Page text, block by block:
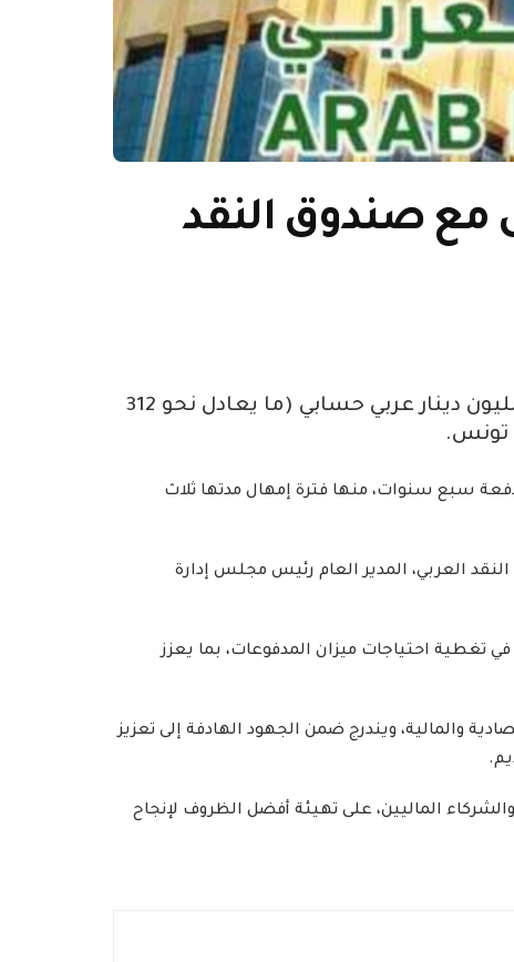
مع صندوق النقد
ابرمت تونس اتفاقية القرض الممتد الاول، مع صندوق النقد العربي بقيمة 700 .76 مليون دينار عربي حسابي (ما يعادل نحو 312
تونس.
سبع سنوات، منها فترة إمهال مدتها ثلاث
العربي، المدير العام رئيس مجلس إدارة
في تغطية احتياجات ميزان المدفوعات، بما يعزز
والمالية، ويندرج ضمن الجهود الهادفة إلى تعزيز
الماليين، على تهيئة أفضل الظروف لإنجاح